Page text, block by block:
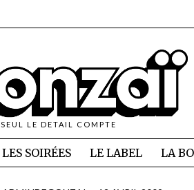
SEUL LE DETAIL COMPTE
LES SOIRÉES LE LABEL LA